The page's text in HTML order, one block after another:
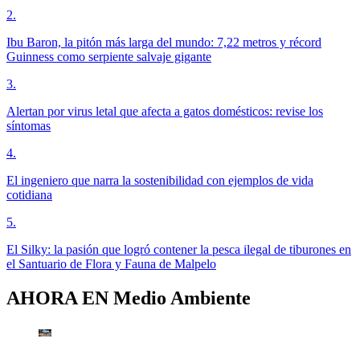
2.
Ibu Baron, la pitón más larga del mundo: 7,22 metros y récord
Guinness como serpiente salvaje gigante
3.
Alertan por virus letal que afecta a gatos domésticos: revise los
síntomas
4.
El ingeniero que narra la sostenibilidad con ejemplos de vida
cotidiana
5.
El Silky: la pasión que logró contener la pesca ilegal de tiburones en
el Santuario de Flora y Fauna de Malpelo
AHORA EN Medio Ambiente